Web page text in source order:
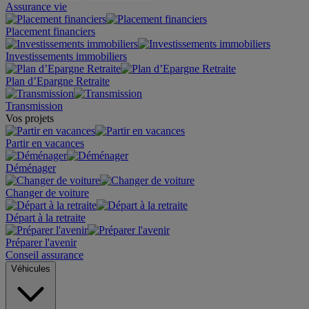
Assurance vie
Placement financiers
Investissements immobiliers
Plan d’Epargne Retraite
Transmission
Vos projets
Partir en vacances
Déménager
Changer de voiture
Départ à la retraite
Préparer l'avenir
Conseil assurance
Véhicules